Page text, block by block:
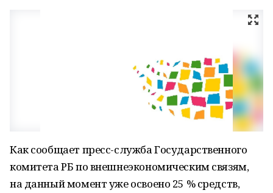
Как сообщает пресс-служба Государственного
комитета РБ по внешнеэкономическим связям,
на данный момент уже освоено 25 % средств,